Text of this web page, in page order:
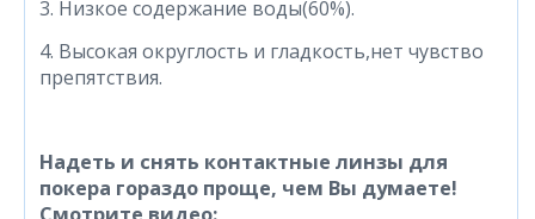
3. Низкое содержание воды(60%).
4. Высокая округлость и гладкость,нет чувство
препятствия.
Надеть и снять контактные линзы для
покера гораздо проще, чем Вы думаете!